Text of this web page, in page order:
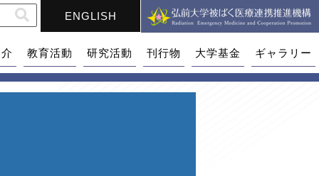
ENGLISH
教育活動 研究活動 刊行物 大学基金 ギャラリー